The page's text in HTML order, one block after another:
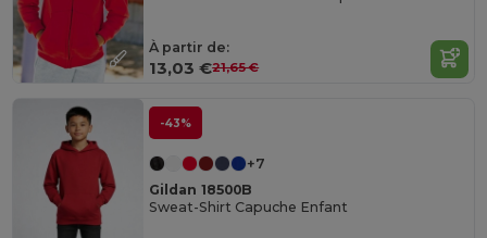
À partir de:
13,03 €21,65 €
-43%
+7
Gildan 18500B
Sweat-Shirt Capuche Enfant